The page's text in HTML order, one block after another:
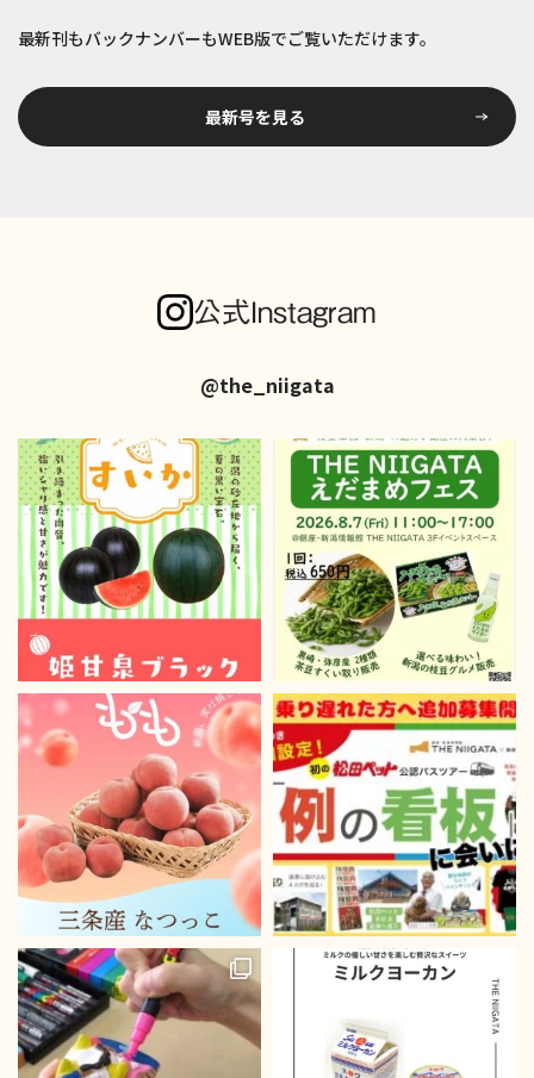
最新刊もバックナンバーもWEB版でご覧いただけます。
最新号を見る
公式Instagram
@the_niigata